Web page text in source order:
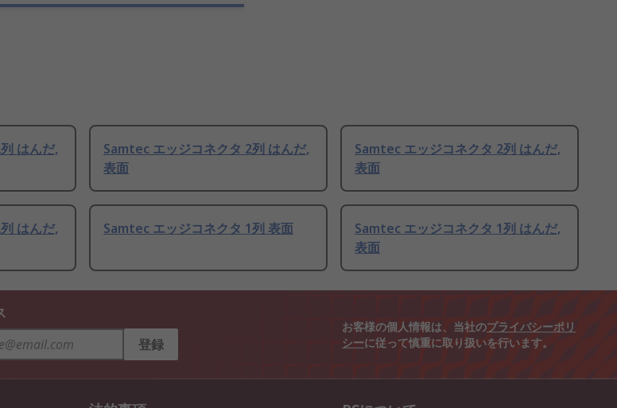
はんだ,
Samtec エッジコネクタ 2列 はんだ,
表面
Samtec エッジコネクタ 2列 はんだ,
表面
はんだ,
Samtec エッジコネクタ 1列 表面
Samtec エッジコネクタ 1列 はんだ,
表面
登録
お客様の個人情報は、当社のプライバシーポリ
シーに従って慎重に取り扱いを行います。